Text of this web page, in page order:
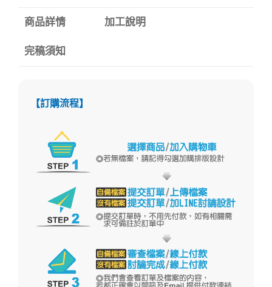
商品詳情 加工說明
完稿須知
【訂購流程】